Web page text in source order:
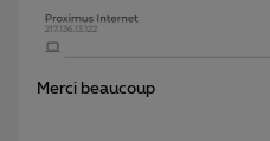
Merci beaucoup